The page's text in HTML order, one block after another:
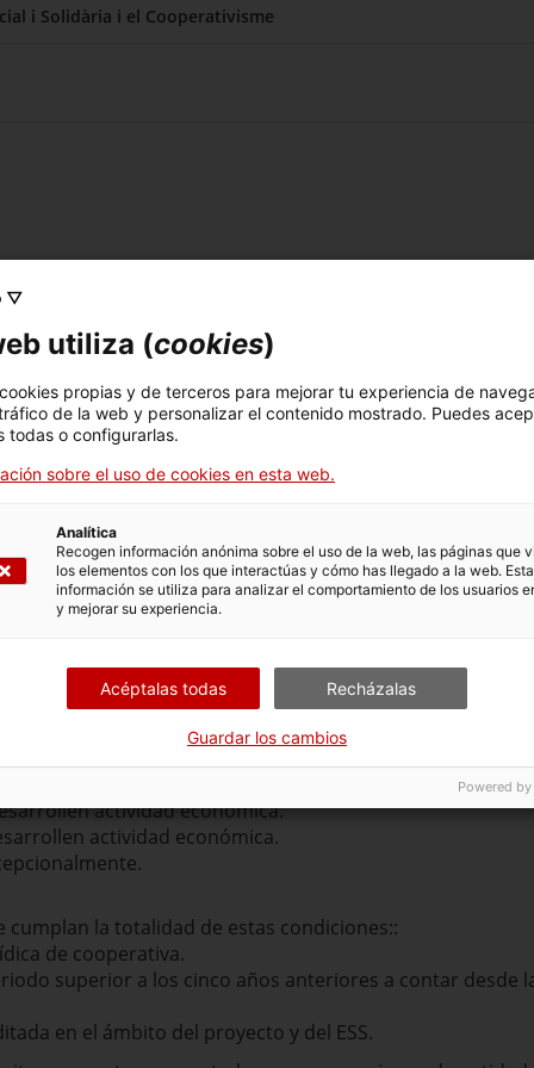
i Solidària i el Cooperativisme
actividad económica.
actividad económica.
proyectos presentados por agrupaciones de
actividad económica.
actividad económica.
cumplan la totalidad de estas condiciones::
de cooperativa.
superior a los cinco años anteriores a contar desde
en el ámbito del proyecto y del ESS.
▽
utiliza (cookies)
propias y de terceros para mejorar tu experiencia de
de la web y personalizar el contenido mostrado. Puedes
todas o configurarlas.
sobre el uso de cookies en esta web.
Analítica
Recogen información anónima sobre el uso de la web, las páginas que
los elementos con los que interactúas y cómo has llegado a la web. Esta
información se utiliza para analizar el comportamiento de los usuarios
y mejorar su experiencia.
Acéptalas todas Recházalas
Guardar los cambios
Powered by